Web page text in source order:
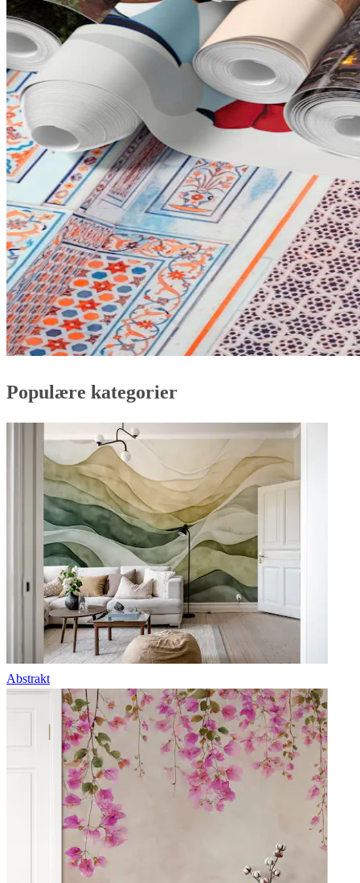
Populære kategorier
Abstrakt